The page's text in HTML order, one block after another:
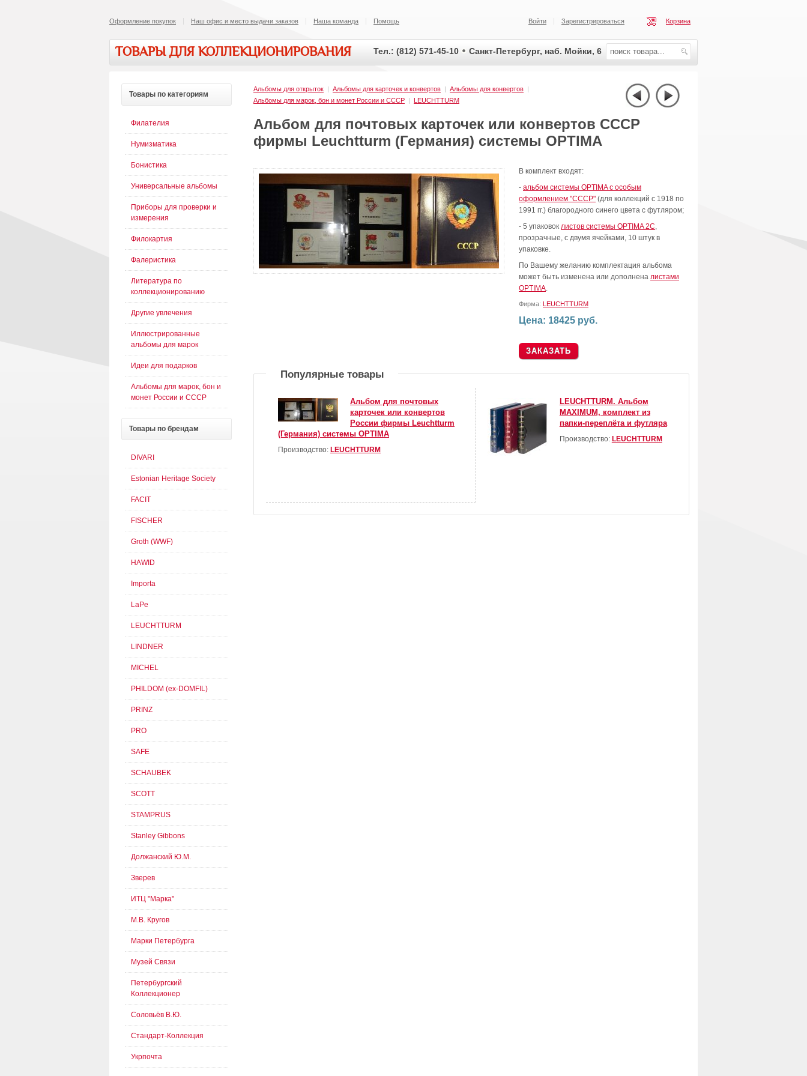
Оформление покупок Наш офис и место выдачи заказов Наша команда Помощь Корзина
Зарегистрироваться
Войти
ТОВАРЫ ДЛЯ КОЛЛЕКЦИОНИРОВАНИЯ Тел.: (812) 571-45-10 Санкт-Петербург, наб. Мойки, 6
Альбомы для открыток | Альбомы для карточек и конвертов | Альбомы для конвертов |
Альбомы для марок, бон и монет России и СССР | LEUCHTTURM
Альбом для почтовых карточек или конвертов СССР
фирмы Leuchtturm (Германия) системы OPTIMA
В комплект входят:
- альбом системы OPTIMA с особым
оформлением "CCCР" (для коллекций с 1918 по
1991 гг.) благородного синего цвета с футляром;
- 5 упаковок листов системы OPTIMA 2С,
прозрачные, с двумя ячейками, 10 штук в
упаковке.
По Вашему желанию комплектация альбома
может быть изменена или дополнена листами
OPTIMA.
Фирма: LEUCHTTURM
Цена: 18425 руб.
Популярные товары
Альбом для почтовых
карточек или конвертов
России фирмы Leuchtturm
(Германия) системы OPTIMA
Производство: LEUCHTTURM
LEUCHTTURM. Альбом
MAXIMUM, комплект из
папки-переплёта и футляра
Производство: LEUCHTTURM
Товары по категориям
Филателия
Нумизматика
Бонистика
Универсальные альбомы
Приборы для проверки и
измерения
Филокартия
Фалеристика
Литература по
коллекционированию
Другие увлечения
Иллюстрированные
альбомы для марок
Идеи для подарков
Альбомы для марок, бон и
монет России и СССР
Товары по брендам
DIVARI
Estonian Heritage Society
FACIT
FISCHER
Groth (WWF)
HAWID
Importa
LaPe
LEUCHTTURM
LINDNER
MICHEL
PHILDOM (ex-DOMFIL)
PRINZ
PRO
SAFE
SCHAUBEK
SCOTT
STAMPRUS
Stanley Gibbons
Должанский Ю.М.
Зверев
ИТЦ "Марка"
М.В. Кругов
Марки Петербурга
Музей Связи
Петербургский
Коллекционер
Соловьёв В.Ю.
Стандарт-Коллекция
Укрпочта